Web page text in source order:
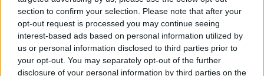
section to confirm your selection. Please note that after your
opt-out request is processed you may continue seeing
interest-based ads based on personal information utilized by
us or personal information disclosed to third parties prior to
your opt-out. You may separately opt-out of the further
disclosure of your personal information by third parties on the